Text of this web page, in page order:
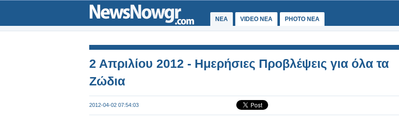
ΝΕΑ VIDEO NEA PHOTO NEA
2 Απριλίου 2012 - Ημερήσιες Προβλέψεις για όλα τα
Ζώδια
2012-04-02 07:54:03